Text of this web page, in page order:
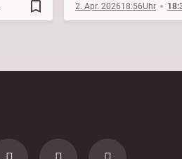
bookmark_border 2. Apr. 202618:56